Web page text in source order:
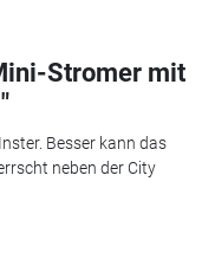
Stromer mit
Besser kann das
neben der City